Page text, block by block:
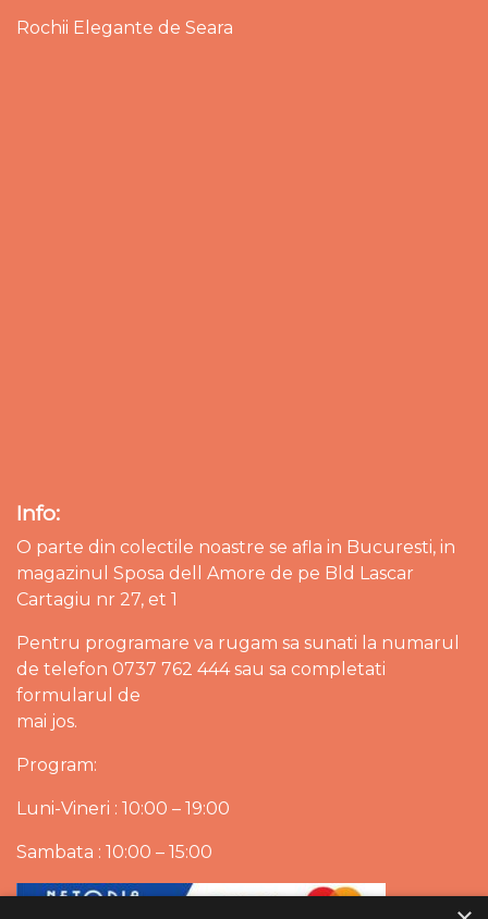
Rochii Elegante de Seara
Info:
O parte din colectile noastre se afla in Bucuresti, in
magazinul Sposa dell Amore de pe Bld Lascar
Cartagiu nr 27, et 1
Pentru programare va rugam sa sunati la numarul
de telefon 0737 762 444 sau sa completati
formularul de
mai jos.
Program:
Luni-Vineri : 10:00 – 19:00
Sambata : 10:00 – 15:00